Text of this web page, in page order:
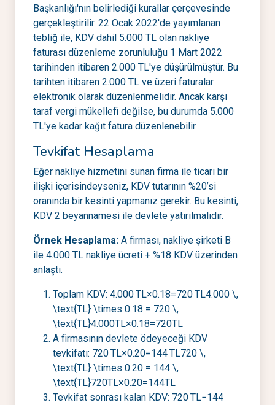
Başkanlığı'nın belirlediği kurallar çerçevesinde
gerçekleştirilir. 22 Ocak 2022'de yayımlanan
tebliğ ile, KDV dahil 5.000 TL olan nakliye
faturası düzenleme zorunluluğu 1 Mart 2022
tarihinden itibaren 2.000 TL'ye düşürülmüştür. Bu
tarihten itibaren 2.000 TL ve üzeri faturalar
elektronik olarak düzenlenmelidir. Ancak karşı
taraf vergi mükellefi değilse, bu durumda 5.000
TL'ye kadar kağıt fatura düzenlenebilir.
Tevkifat Hesaplama
Eğer nakliye hizmetini sunan firma ile ticari bir
ilişki içerisindeyseniz, KDV tutarının %20’si
oranında bir kesinti yapmanız gerekir. Bu kesinti,
KDV 2 beyannamesi ile devlete yatırılmalıdır.
Örnek Hesaplama: A firması, nakliye şirketi B
ile 4.000 TL nakliye ücreti + %18 KDV üzerinden
anlaştı.
Toplam KDV: 4.000 TL×0.18=720 TL4.000 \,
\text{TL} \times 0.18 = 720 \,
\text{TL}4.000TL×0.18=720TL
A firmasının devlete ödeyeceği KDV
tevkifatı: 720 TL×0.20=144 TL720 \,
\text{TL} \times 0.20 = 144 \,
\text{TL}720TL×0.20=144TL
Tevkifat sonrası kalan KDV: 720 TL−144